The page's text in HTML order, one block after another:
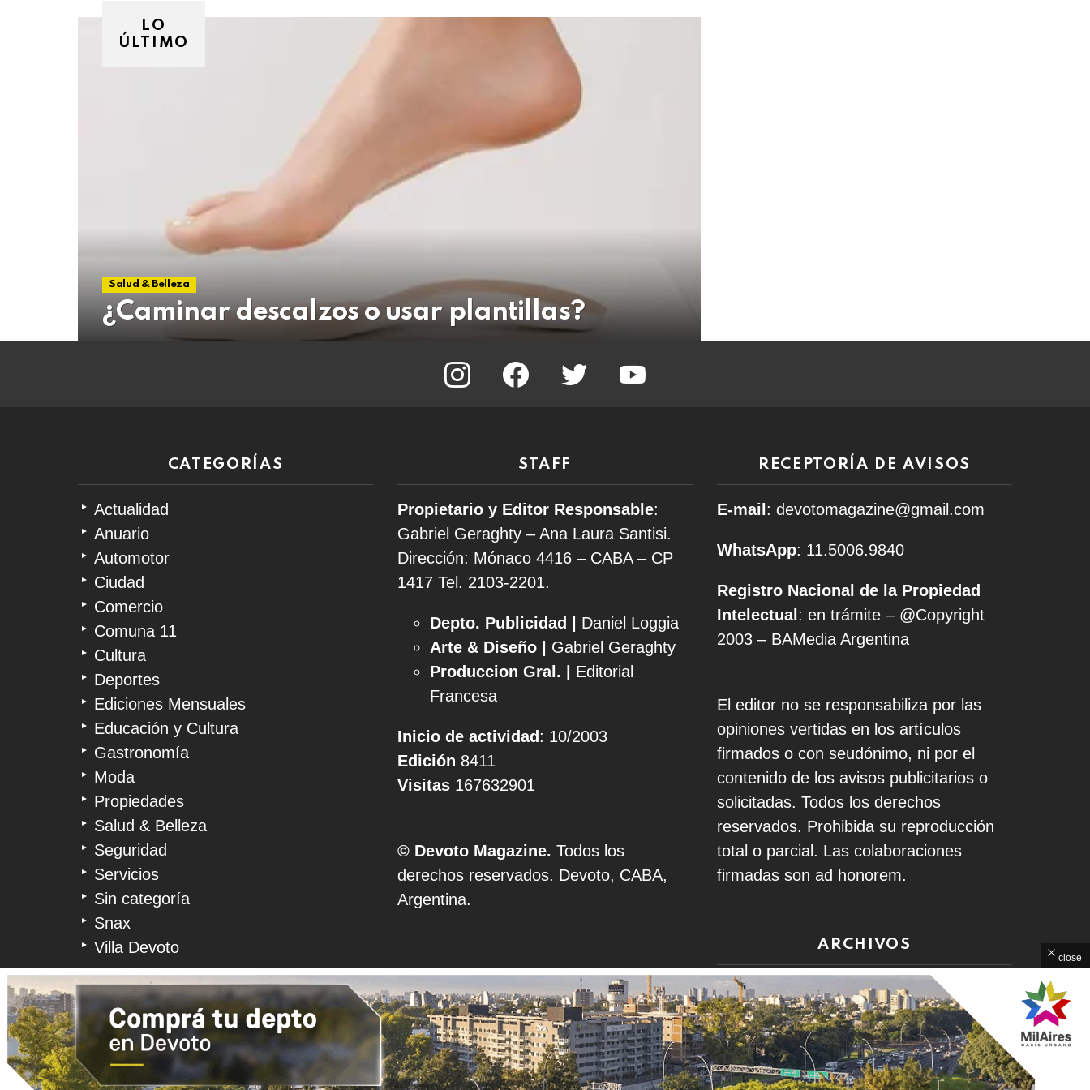
LO
ÚLTIMO
Salud & Belleza
¿Caminar descalzos o usar plantillas?
instagram facebook twitter
CATEGORÍAS
Actualidad
Anuario
Automotor
Ciudad
Comercio
Comuna 11
Cultura
Deportes
Ediciones Mensuales
Educación y Cultura
Gastronomía
Moda
Propiedades
Salud & Belleza
Seguridad
Servicios
Sin categoría
Snax
Villa Devoto
STAFF
Propietario y Editor Responsable:
Gabriel Geraghty – Ana Laura Santisi.
Dirección: Mónaco 4416 – CABA – CP
1417 Tel. 2103-2201.
Depto. Publicidad |
Daniel Loggia
Arte & Diseño | Gabriel Geraghty
Produccion Gral. |
Editorial
Francesa
Inicio de actividad : 10/2003
Edición 8411
Visitas 167632901
© Devoto Magazine. Todos los
derechos reservados. Devoto, CABA,
Argentina.
RECEPTORÍA DE AVISOS
E-mail : devotomagazine@gmail.com
WhatsApp: 11.5006.9840
Registro Nacional de la Propiedad
Intelectual : en trámite – @Copyright
2003 – BAMedia Argentina
El editor no se responsabiliza por las
opiniones vertidas en los artículos
firmados o con seudónimo, ni por el
contenido de los avisos publicitarios o
solicitadas. Todos los derechos
reservados. Prohibida su reproducción
total o parcial. Las colaboraciones
firmadas son ad honorem.
ARCHIVOS
Archivos
© 2026 Devoto Magazine Home Contacto Política de Privacidad
close